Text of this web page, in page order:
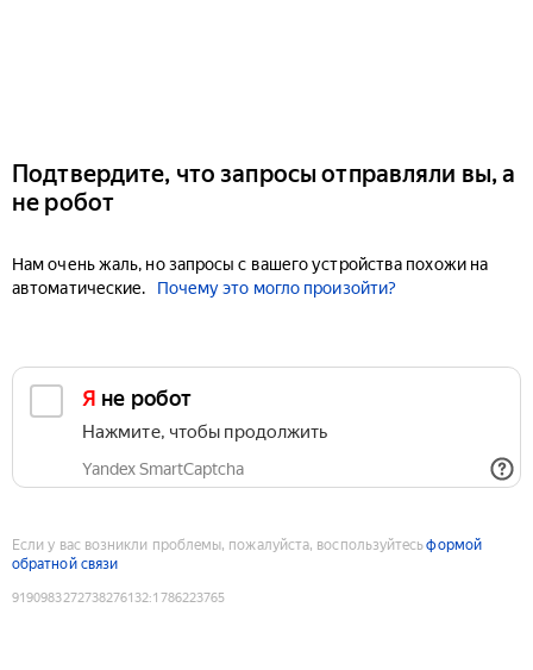
Подтвердите, что запросы отправляли вы, а
не робот
Нам очень жаль, но запросы с вашего устройства похожи на
автоматические.
Почему это могло произойти?
Я не робот
Нажмите, чтобы продолжить
Yandex SmartCaptcha
Если у вас возникли проблемы, пожалуйста, воспользуйтесьформой
обратной связи
9190983272738276132:1786223765